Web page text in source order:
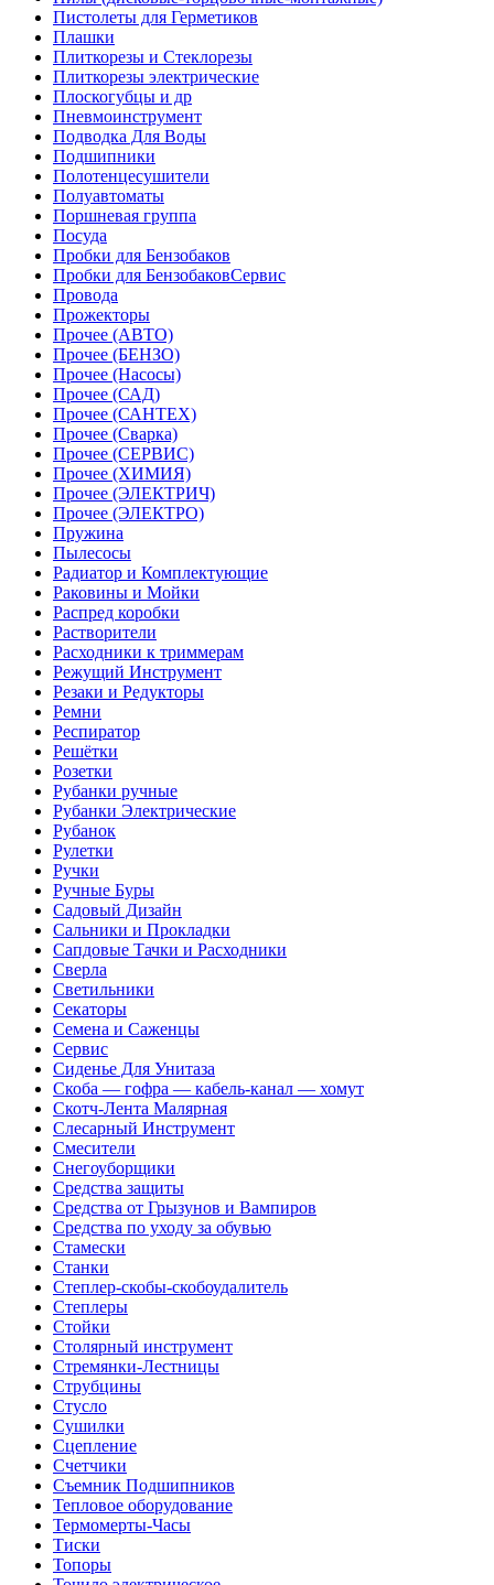
Пистолеты для Герметиков
Плашки
Плиткорезы и Стеклорезы
Плиткорезы электрические
Плоскогубцы и др
Пневмоинструмент
Подводка Для Воды
Подшипники
Полотенцесушители
Полуавтоматы
Поршневая группа
Посуда
Пробки для Бензобаков
Пробки для БензобаковСервис
Провода
Прожекторы
Прочее (АВТО)
Прочее (БЕНЗО)
Прочее (Насосы)
Прочее (САД)
Прочее (САНТЕХ)
Прочее (Сварка)
Прочее (СЕРВИС)
Прочее (ХИМИЯ)
Прочее (ЭЛЕКТРИЧ)
Прочее (ЭЛЕКТРО)
Пружина
Пылесосы
Радиатор и Комплектующие
Раковины и Мойки
Распред коробки
Растворители
Расходники к триммерам
Режущий Инструмент
Резаки и Редукторы
Ремни
Респиратор
Решётки
Розетки
Рубанки ручные
Рубанки Электрические
Рубанок
Рулетки
Ручки
Ручные Буры
Садовый Дизайн
Сальники и Прокладки
Сапдовые Тачки и Расходники
Сверла
Светильники
Секаторы
Семена и Саженцы
Сервис
Сиденье Для Унитаза
Скоба — гофра — кабель-канал — хомут
Скотч-Лента Малярная
Слесарный Инструмент
Смесители
Снегоуборщики
Средства защиты
Средства от Грызунов и Вампиров
Средства по уходу за обувью
Стамески
Станки
Степлер-скобы-скобоудалитель
Степлеры
Стойки
Столярный инструмент
Стремянки-Лестницы
Струбцины
Стусло
Сушилки
Сцепление
Счетчики
Съемник Подшипников
Тепловое оборудование
Термомерты-Часы
Тиски
Топоры